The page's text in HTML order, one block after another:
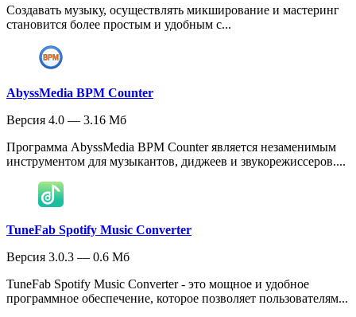
Создавать музыку, осуществлять микширование и мастеринг
становится более простым и удобным с...
AbyssMedia BPM Counter
Версия 4.0 — 3.16 Мб
Программа AbyssMedia BPM Counter является незаменимым
инструментом для музыкантов, диджеев и звукорежиссеров....
TuneFab Spotify Music Converter
Версия 3.0.3 — 0.6 Мб
TuneFab Spotify Music Converter - это мощное и удобное
программное обеспечение, которое позволяет пользователям...